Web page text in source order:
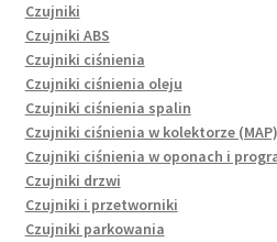
Czujniki
Czujniki ABS
Czujniki ciśnienia
Czujniki ciśnienia oleju
Czujniki ciśnienia spalin
Czujniki ciśnienia w kolektorze (MAP)
Czujniki ciśnienia w oponach i
Czujniki drzwi
Czujniki i przetworniki
Czujniki parkowania